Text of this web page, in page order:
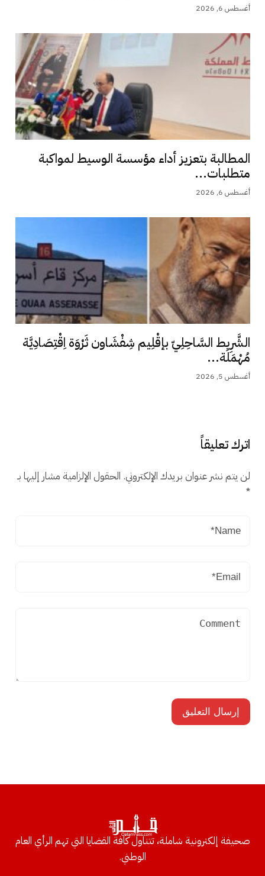
أغسطس 6, 2026
المطالبة بتعزيز أداء مؤسسة الوسيط لمواكبة
متطلبات...
أغسطس 6, 2026
الشَّرِيط السَّاحِلِيّ بإقْلِيم شِفْشَاون ثَرْوَة اِقْتِصَادِيَّة
مُهْمَلَة...
أغسطس 5, 2026
اترك تعليقاً
لن يتم نشر عنوان بريدك الإلكتروني. الحقول الإلزامية مشار إليها بـ
*
صحيفة إلكترونية شاملة، تتناول كافة القضايا التي تهم الرأي العام
الوطني.